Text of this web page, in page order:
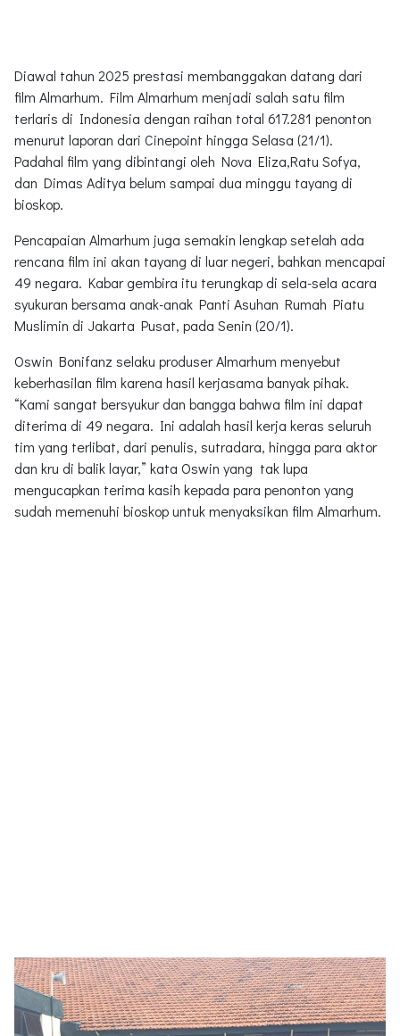
Diawal tahun 2025 prestasi membanggakan datang dari
film Almarhum. Film Almarhum menjadi salah satu film
terlaris di Indonesia dengan raihan total 617.281 penonton
menurut laporan dari Cinepoint hingga Selasa (21/1).
Padahal film yang dibintangi oleh Nova Eliza,Ratu Sofya,
dan Dimas Aditya belum sampai dua minggu tayang di
bioskop.
Pencapaian Almarhum juga semakin lengkap setelah ada
rencana film ini akan tayang di luar negeri, bahkan mencapai
49 negara. Kabar gembira itu terungkap di sela-sela acara
syukuran bersama anak-anak Panti Asuhan Rumah Piatu
Muslimin di Jakarta Pusat, pada Senin (20/1).
Oswin Bonifanz selaku produser Almarhum menyebut
keberhasilan film karena hasil kerjasama banyak pihak.
“Kami sangat bersyukur dan bangga bahwa film ini dapat
diterima di 49 negara. Ini adalah hasil kerja keras seluruh
tim yang terlibat, dari penulis, sutradara, hingga para aktor
dan kru di balik layar,” kata Oswin yang tak lupa
mengucapkan terima kasih kepada para penonton yang
sudah memenuhi bioskop untuk menyaksikan film Almarhum.